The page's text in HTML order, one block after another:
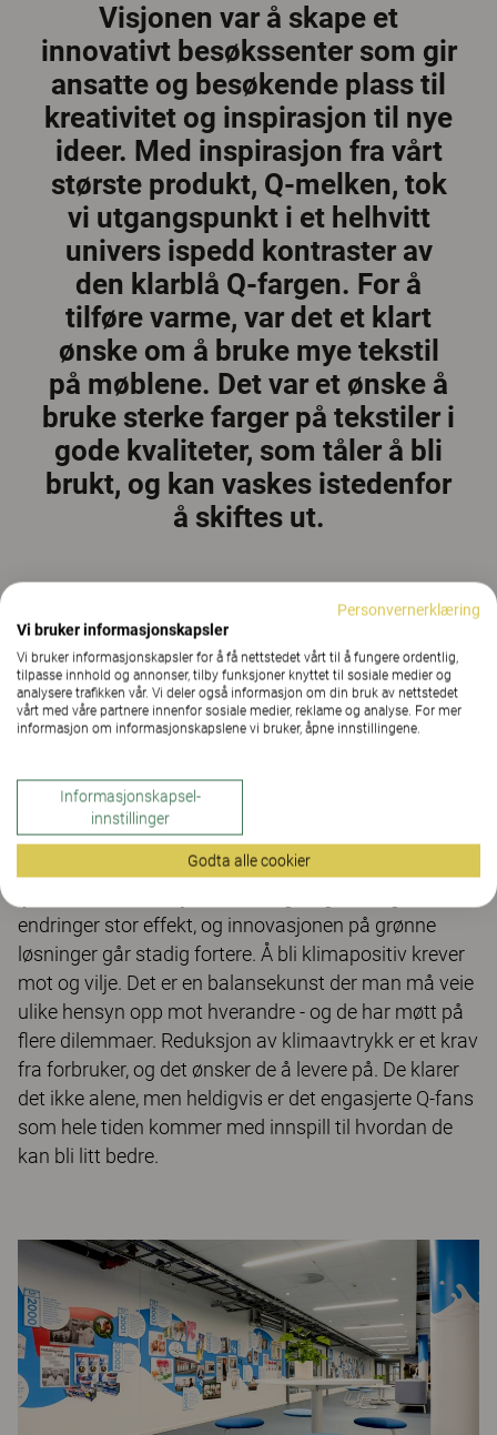
Visjonen var å skape et
innovativt besøkssenter som gir
ansatte og besøkende plass til
kreativitet og inspirasjon til nye
ideer. Med inspirasjon fra vårt
største produkt, Q-melken, tok
vi utgangspunkt i et helhvitt
univers ispedd kontraster av
den klarblå Q-fargen. For å
tilføre varme, var det et klart
ønske om å bruke mye tekstil
på møblene. Det var et ønske å
bruke sterke farger på tekstiler i
gode kvaliteter, som tåler å bli
brukt, og kan vaskes istedenfor
å skiftes ut.
I 23 år har Q-Meieriene vært en utfordrer som gjør
ting på en litt annerledes måte. I 2019 satte de seg et
hårete mål om å bli klimapositiv innen 2030, og
utslippskildene. De liker å si at «det alltid finnes bedre
måter å gjøre ting på», og det gjelder også klima- og
miljøspørsmål. De er godt i gang med arbeidet, men
har fortsatt ikke alle svarene på hvordan de skal
endringer stor effekt, og innovasjonen på grønne
løsninger går stadig fortere. Å bli klimapositiv krever
mot og vilje. Det er en balansekunst der man må veie
ulike hensyn opp mot hverandre - og de har møtt på
flere dilemmaer. Reduksjon av klimaavtrykk er et krav
fra forbruker, og det ønsker de å levere på. De klarer
det ikke alene, men heldigvis er det engasjerte Q-fans
som hele tiden kommer med innspill til hvordan de
kan bli litt bedre.
Personvernerklæring
Vi bruker informasjonskapsler
Vi bruker informasjonskapsler for å få nettstedet vårt til å fungere ordentlig,
tilpasse innhold og annonser, tilby funksjoner knyttet til sosiale medier og
analysere trafikken vår. Vi deler også informasjon om din bruk av nettstedet
vårt med våre partnere innenfor sosiale medier, reklame og analyse. For mer
informasjon om informasjonskapslene vi bruker, åpne innstillingene.
Informasjonskapsel-
innstillinger
Godta alle cookier